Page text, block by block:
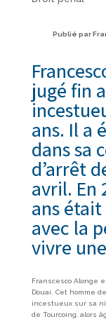
Publié par
jugé fin
ans. Il a
dans sa
d’arrêt
avril. En
ans
avec la
vivre
Franscesco Alonge
Douai. Cet homme
incestueux sur sa
de Tourcoing, alors